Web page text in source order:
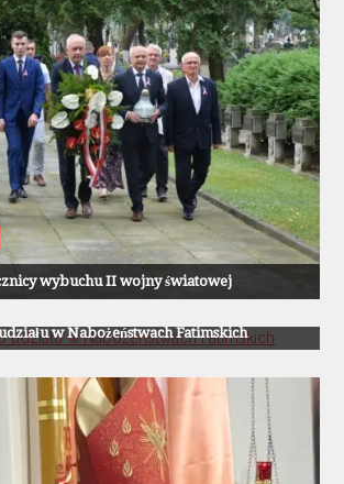
wybuchu II wojny światowej
w Nabożeństwach Fatimskich